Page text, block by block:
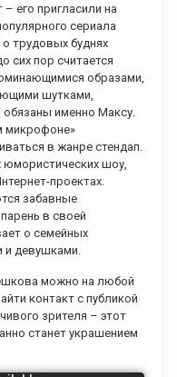
его пригласили на
сериала
трудовых буднях
сих пор считается
образами,
шутками,
именно Максу.
микрофоне»
в жанре стендап.
юмористических шоу,
проектах.
забавные
в своей
о семейных
и девушками.
можно на любой
контакт с публикой
зрителя – этот
станет украшением